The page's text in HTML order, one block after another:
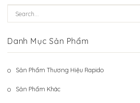
Gương Thủy BALE
Sản Phẩm Khác
Hệ Thống Khách Hàng
Danh Mục Sản Phẩm
Sản Phẩm Thương Hiệu Rapido
Sản Phẩm Khác